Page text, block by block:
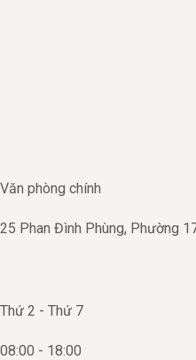
Văn phòng chính
25 Phan Đình Phùng, Phường
Thứ 2 - Thứ 7
08:00 - 18:00